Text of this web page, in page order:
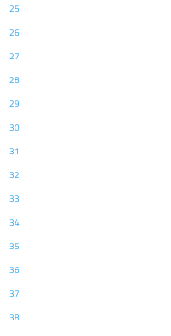
25
26
27
28
29
30
31
32
33
34
35
36
37
38